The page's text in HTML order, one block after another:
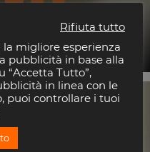
TERMINATO
Rifiuta tutto
migliore esperienza
pubblicità in base alla
“Accetta Tutto”,
in linea con le
puoi controllare i tuoi